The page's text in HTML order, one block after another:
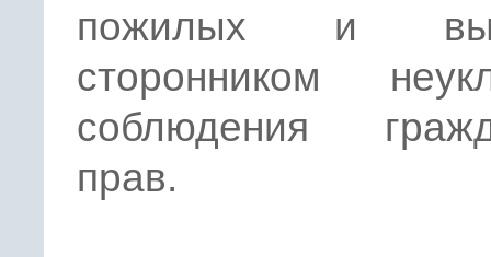
пожилых и
сторонником
соблюдения
прав.